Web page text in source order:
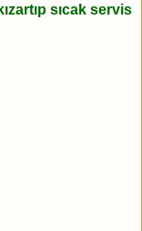
sıcak servis